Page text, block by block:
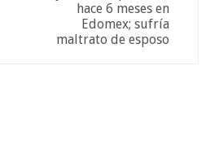
hace 6 meses en
Edomex; sufría
maltrato de esposo